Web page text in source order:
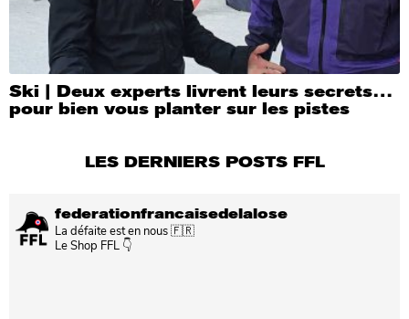
Ski | Deux experts livrent leurs secrets…
pour bien vous planter sur les pistes
LES DERNIERS POSTS FFL
federationfrancaisedelalose
La défaite est en nous 🇫🇷
Le Shop FFL 👇